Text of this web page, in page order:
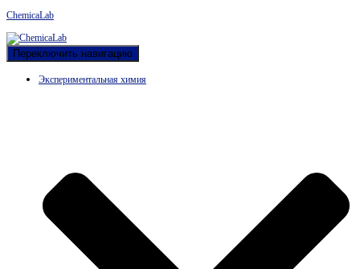
ChemicaLab
Переключить навигацию
Экспериментальная химия